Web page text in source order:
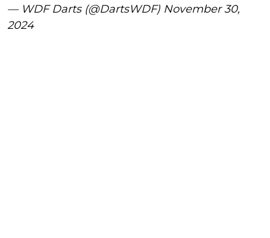
— WDF Darts (@DartsWDF) November 30,
2024